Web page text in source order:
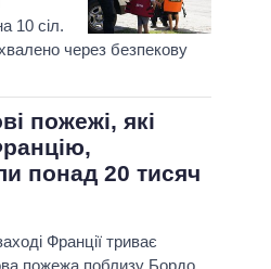
10 сіл.
через безпекову
пожежі, які
понад 20 тисяч
Франції триває